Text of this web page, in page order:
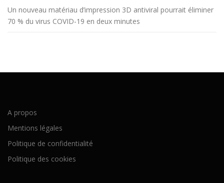
Un nouveau matériau d’impression 3D antiviral pourrait éliminer
70 % du virus COVID-19 en deux minutes
A propos
Mentions légales
Politique de confidentialité
Politique des cookies